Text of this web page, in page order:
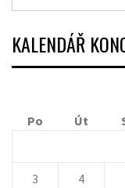
KALENDÁŘ
Po
Út
3 4